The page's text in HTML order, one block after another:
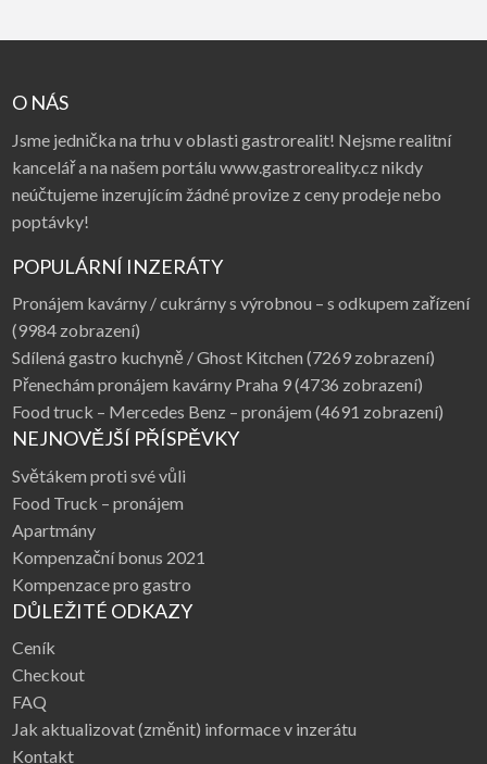
O NÁS
Jsme jednička na trhu v oblasti gastrorealit! Nejsme realitní
kancelář a na našem portálu www.gastroreality.cz nikdy
neúčtujeme inzerujícím žádné provize z ceny prodeje nebo
poptávky!
POPULÁRNÍ INZERÁTY
Pronájem kavárny / cukrárny s výrobnou – s odkupem zařízení
(9984 zobrazení)
Sdílená gastro kuchyně / Ghost Kitchen (7269 zobrazení)
Přenechám pronájem kavárny Praha 9(4736 zobrazení)
Food truck – Mercedes Benz – pronájem (4691 zobrazení)
NEJNOVĚJŠÍ PŘÍSPĚVKY
Světákem proti své vůli
Food Truck – pronájem
Apartmány
Kompenzační bonus 2021
Kompenzace pro gastro
DŮLEŽITÉ ODKAZY
Ceník
Checkout
FAQ
Jak aktualizovat (změnit) informace v inzerátu
Kontakt